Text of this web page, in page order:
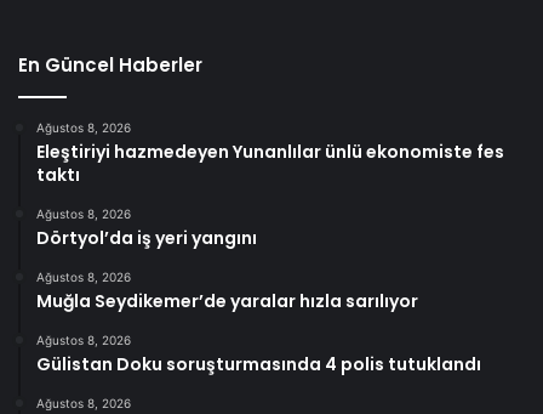
En Güncel Haberler
Ağustos 8, 2026
Eleştiriyi hazmedeyen Yunanlılar ünlü ekonomiste fes
taktı
Ağustos 8, 2026
Dörtyol’da iş yeri yangını
Ağustos 8, 2026
Muğla Seydikemer’de yaralar hızla sarılıyor
Ağustos 8, 2026
Gülistan Doku soruşturmasında 4 polis tutuklandı
Ağustos 8, 2026